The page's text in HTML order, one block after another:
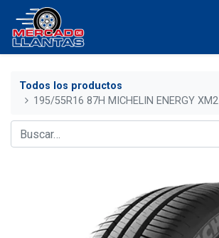
Todos los productos
195/55R16 87H MICHELIN ENERGY XM2